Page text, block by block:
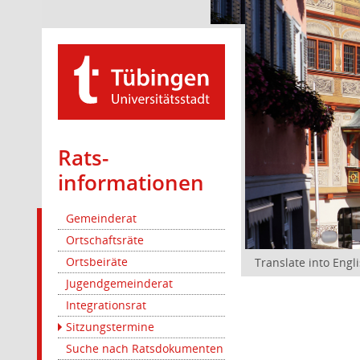
Rats­
informationen
Gemeinderat
Ortschaftsräte
Ortsbeiräte
Jugendgemeinderat
Integrationsrat
Sitzungstermine
Suche nach Ratsdokumenten
Translate into